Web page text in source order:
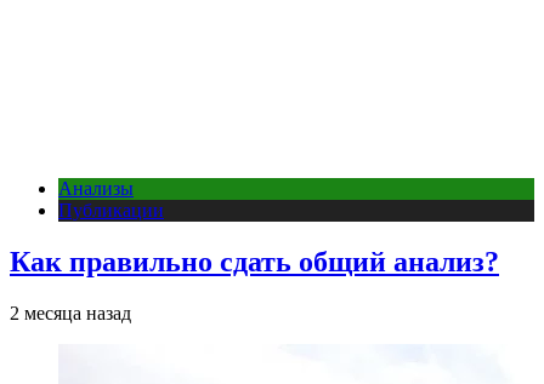
Анализы
Публикации
Как правильно сдать общий анализ?
2 месяца назад